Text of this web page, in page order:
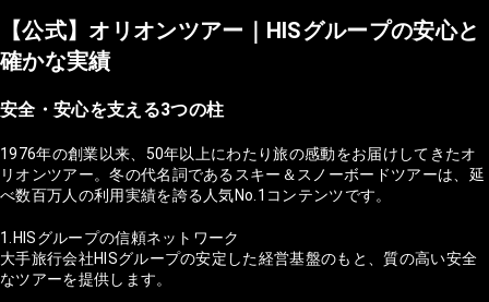
【公式】オリオンツアー｜HISグループの安心と
確かな実績
安全・安心を支える3つの柱
1976年の創業以来、50年以上にわたり旅の感動をお届けしてきたオ
リオンツアー。冬の代名詞であるスキー＆スノーボードツアーは、延
べ数百万人の利用実績を誇る人気No.1コンテンツです。
1.HISグループの信頼ネットワーク
大手旅行会社HISグループの安定した経営基盤のもと、質の高い安全
なツアーを提供します。